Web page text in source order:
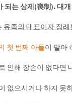
되는 상제(喪制). 대
유족의 대표이자 장
첫 번째 아들이 맡아
인해 장손이 없다면
없으시거나 하지 못